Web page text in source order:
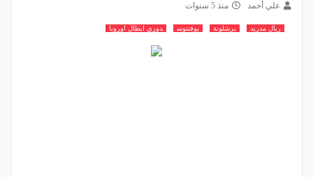
علي أحمد منذ 5 سنوات
ريال مدريد برشلونة يوفنتوس دوري ابطال اوروبا